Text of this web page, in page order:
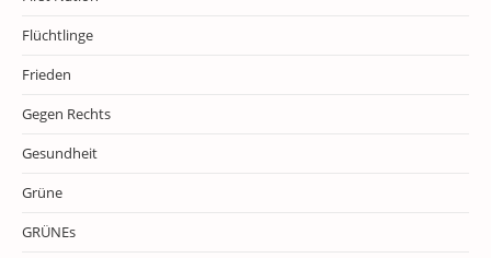
Flüchtlinge
Frieden
Gegen Rechts
Gesundheit
Grüne
GRÜNEs